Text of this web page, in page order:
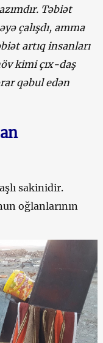
Təbiət
çalışdı, amma
artıq insanları
kimi çıx-daş
qəbul edən
sakinidir.
oğlanlarının